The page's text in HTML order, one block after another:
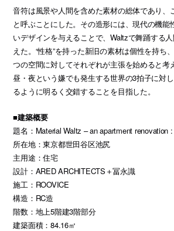
音符は風景や人間を含めた素材の総体であり、
と呼ぶことにした。その造形には、現代の機能
いデザインを与えることで、Waltzで舞踊する
えた。“性格”を持った新旧の素材は個性を持ち
つの空間に対してそれぞれが主張を始めると考
昼・夜という嫌でも発生する世界の3拍子に対
るように明るく交錯することを目指した。
■建築概要
題名：Material Waltz – an apartment renovation
所在地：東京都世田谷区池尻
主用途：住宅
設計：ARED ARCHITECTS＋冨永識
施工：ROOVICE
構造：RC造
階数：地上5階建3階部分
建築面積：84.16㎡